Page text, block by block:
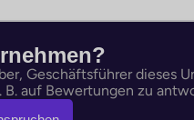
Geschäftsführer dieses
B. auf Bewertungen zu